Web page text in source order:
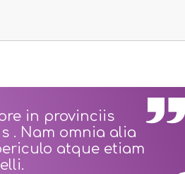
in provinciis
. Nam omnia alia
atque etiam